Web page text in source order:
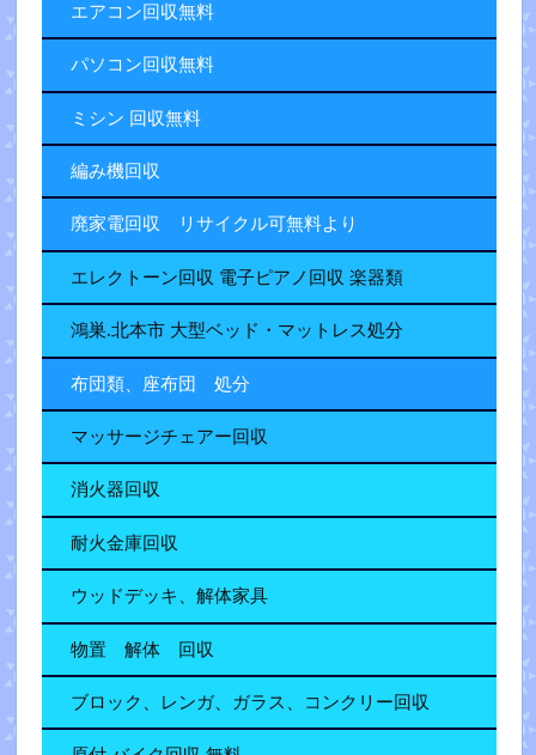
エアコン回収無料
パソコン回収無料
ミシン 回収無料
編み機回収
廃家電回収 リサイクル可無料より
エレクトーン回収 電子ピアノ回収 楽器類
鴻巣.北本市 大型ベッド・マットレス処分
布団類、座布団 処分
マッサージチェアー回収
消火器回収
耐火金庫回収
ウッドデッキ、解体家具
物置 解体 回収
ブロック、レンガ、ガラス、コンクリー回収